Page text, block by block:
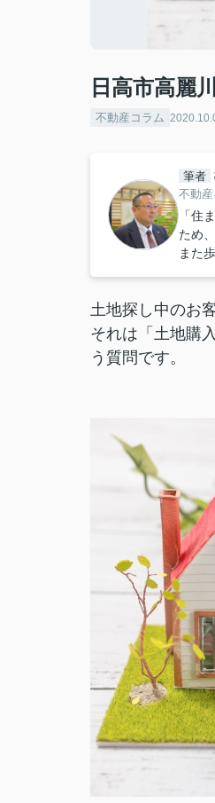
日高市高麗
不動産コラム
筆者
不動
「住
ため
また
土地探し中のお
それは「土地購
う質問です。